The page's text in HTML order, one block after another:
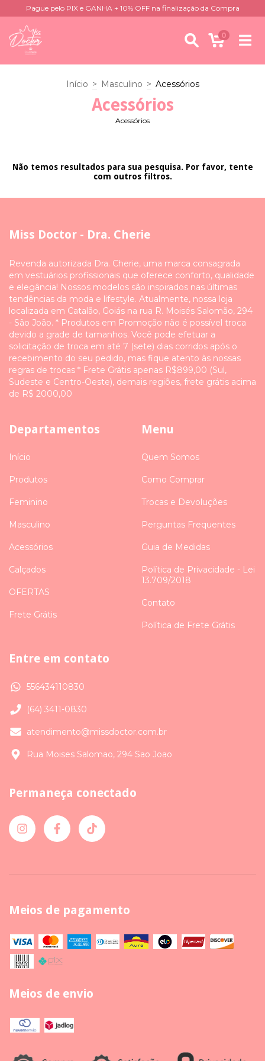
Pague pelo PIX e GANHA + 10% OFF na finalização da Compra
0
Início > Masculino > Acessórios
Acessórios
Acessórios
Não temos resultados para sua pesquisa. Por favor, tente
com outros filtros.
Miss Doctor - Dra. Cherie
Revenda autorizada Dra. Cherie, uma marca consagrada
em vestuários profissionais que oferece conforto, qualidade
e elegância! Nossos modelos são inspirados nas últimas
tendências da moda e lifestyle. Atualmente, nossa loja
localizada em Catalão, Goiás na rua R. Moisés Salomão, 294
- São João. * Produtos em Promoção não é possível troca
devido a grade de tamanhos. Você pode efetuar a
solicitação de troca em até 7 (sete) dias corridos após o
recebimento do seu pedido, mas fique atento às nossas
regras de trocas * Frete Grátis apenas R$899,00 (Sul,
Sudeste e Centro-Oeste), demais regiões, frete grátis acima
de R$ 2000,00
Departamentos
Início
Produtos
Feminino
Masculino
Acessórios
Calçados
OFERTAS
Frete Grátis
Menu
Quem Somos
Como Comprar
Trocas e Devoluções
Perguntas Frequentes
Guia de Medidas
Política de Privacidade - Lei
13.709/2018
Contato
Política de Frete Grátis
Entre em contato
556434110830
(64) 3411-0830
atendimento@missdoctor.com.br
Rua Moises Salomao, 294 Sao Joao
Permaneça conectado
Meios de pagamento
Meios de envio